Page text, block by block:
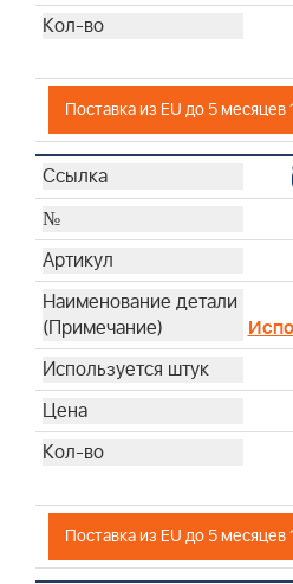
Поставка из EU до 5 месяцев
Поставка из EU до 5 месяцев